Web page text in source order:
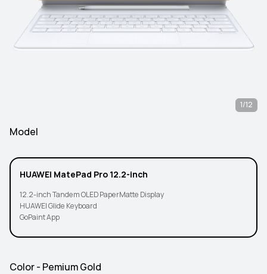
1/12
Model
HUAWEI MatePad Pro 12.2-inch
12.2-inch Tandem OLED PaperMatte Display
HUAWEI Glide Keyboard
GoPaint App
Color - Pemium Gold